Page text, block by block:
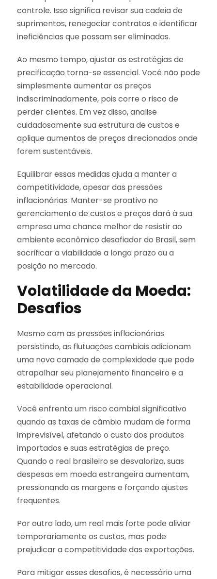
controle. Isso significa revisar sua cadeia de
suprimentos, renegociar contratos e identificar
ineficiências que possam ser eliminadas.
Ao mesmo tempo, ajustar as estratégias de
precificação torna-se essencial. Você não pode
simplesmente aumentar os preços
indiscriminadamente, pois corre o risco de
perder clientes. Em vez disso, analise
cuidadosamente sua estrutura de custos e
aplique aumentos de preços direcionados onde
forem sustentáveis.
Equilibrar essas medidas ajuda a manter a
competitividade, apesar das pressões
inflacionárias. Manter-se proativo no
gerenciamento de custos e preços dará à sua
empresa uma chance melhor de resistir ao
ambiente econômico desafiador do Brasil, sem
sacrificar a viabilidade a longo prazo ou a
posição no mercado.
Volatilidade da Moeda:
Desafios
Mesmo com as pressões inflacionárias
persistindo, as flutuações cambiais adicionam
uma nova camada de complexidade que pode
atrapalhar seu planejamento financeiro e a
estabilidade operacional.
Você enfrenta um risco cambial significativo
quando as taxas de câmbio mudam de forma
imprevisível, afetando o custo dos produtos
importados e suas estratégias de preço.
Quando o real brasileiro se desvaloriza, suas
despesas em moeda estrangeira aumentam,
pressionando as margens e forçando ajustes
frequentes.
Por outro lado, um real mais forte pode aliviar
temporariamente os custos, mas pode
prejudicar a competitividade das exportações.
Para mitigar esses desafios, é necessário uma